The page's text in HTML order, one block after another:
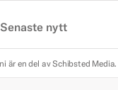
Senaste nytt
är en del av Schibsted Media.